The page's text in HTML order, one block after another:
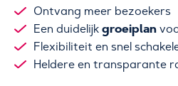
Ontvang meer bezoekers
Een duidelijkgroeiplan
Flexibiliteit en snel
Heldere en transparante